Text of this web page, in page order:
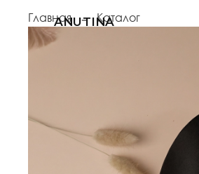
ANUTINA
Главная Каталог